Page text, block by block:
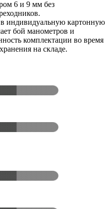
6 и 9 мм без
в индивидуальную картонную
бой манометров и
комплектации во время
на складе.